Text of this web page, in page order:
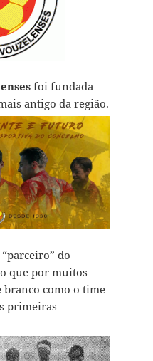
foi fundada
antigo da região.
do
que por muitos
branco como o time
primeiras